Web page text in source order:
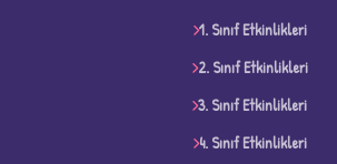
1. Sınıf Etkinlikleri
2. Sınıf Etkinlikleri
3. Sınıf Etkinlikleri
4. Sınıf Etkinlikleri